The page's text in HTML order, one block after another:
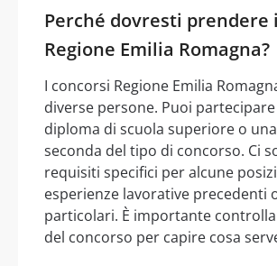
Perché dovresti prendere
Regione Emilia Romagna?
I concorsi Regione Emilia
diverse persone. Puoi
diploma di scuola superiore o
seconda del tipo di concorso. Ci
requisiti specifici per alcune
esperienze lavorative precedenti
particolari. È importante
del concorso per capire cosa